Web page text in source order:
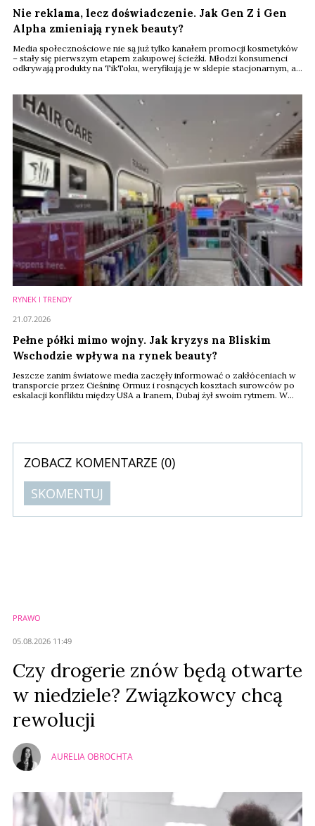
Nie reklama, lecz doświadczenie. Jak Gen Z i Gen
Alpha zmieniają rynek beauty?
Media społecznościowe nie są już tylko kanałem promocji kosmetyków
– stały się pierwszym etapem zakupowej ścieżki. Młodzi konsumenci
odkrywają produkty na TikToku, weryfikują je w sklepie stacjonarnym, a
najbliższych latach wyznaczał kierunek rozwoju całego rynku.
RYNEK I TRENDY
Pełne półki mimo wojny. Jak kryzys na Bliskim
Wschodzie wpływa na rynek beauty?
Jeszcze zanim światowe media zaczęły informować o zakłóceniach w
transporcie przez Cieśninę Ormuz i rosnących kosztach surowców po
eskalacji konfliktu między USA a Iranem, Dubaj żył swoim rytmem. W
21.07.2026
ZOBACZ KOMENTARZE (0)
SKOMENTUJ
PRAWO
05.08.2026 11:49
Czy drogerie znów będą otwarte
w niedziele? Związkowcy chcą
rewolucji
AURELIA OBROCHTA